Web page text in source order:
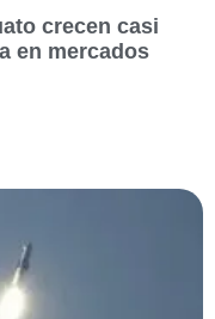
crecen casi
en mercados